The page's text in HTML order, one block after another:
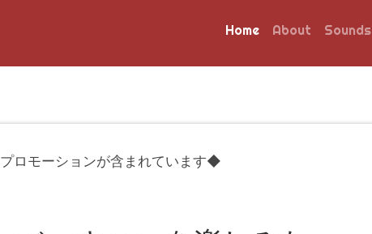
Home About Sounds
ロモーションが含まれています◆